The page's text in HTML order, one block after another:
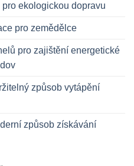
ekologickou dopravu
pro zemědělce
pro zajištění energetické
způsob vytápění
způsob získávání